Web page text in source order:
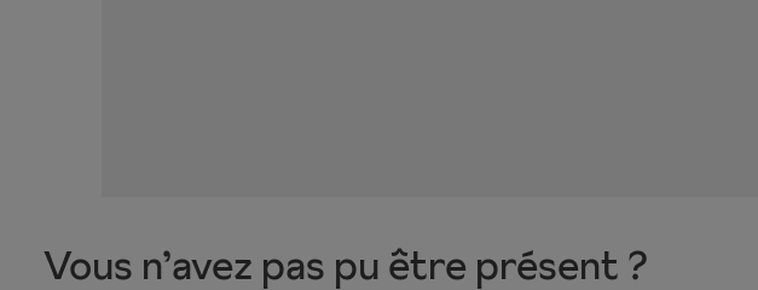
Vous n’avez pas pu être présent ?